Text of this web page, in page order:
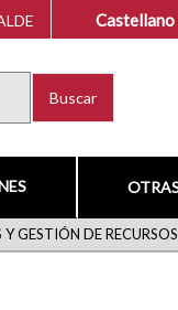
Castellano
GESTIÓN DE RECURSOS